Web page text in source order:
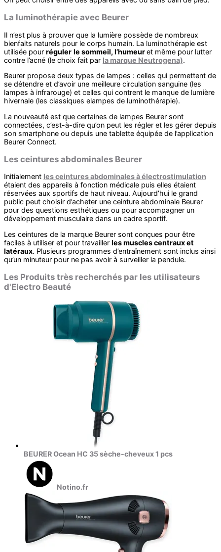
La luminothérapie avec Beurer
Il n’est plus à prouver que la lumière possède de nombreux
bienfaits naturels pour le corps humain. La luminothérapie est
utilisée pour réguler le sommeil, l’humeuret même pour lutter
contre l’acné (le choix fait par la marque Neutrogena).
Beurer propose deux types de lampes : celles qui permettent de
se détendre et d’avoir une meilleure circulation sanguine (les
lampes à infrarouge) et celles qui contrent le manque de lumière
hivernale (les classiques elampes de luminothérapie).
La nouveauté est que certaines de lampes Beurer sont
connectées, c’est-à-dire qu’on peut les régler et les gérer depuis
son smartphone ou depuis une tablette équipée de l’application
Beurer Connect.
Les ceintures abdominales Beurer
Initialement les ceintures abdominales à électrostimulation
étaient des appareils à fonction médicale puis elles étaient
réservées aux sportifs de haut niveau. Aujourd’hui le grand
public peut choisir d’acheter une ceinture abdominale Beurer
pour des questions esthétiques ou pour accompagner un
développement musculaire dans un cadre sportif.
Les ceintures de la marque Beurer sont conçues pour être
faciles à utiliser et pour travailler les muscles centraux et
latéraux. Plusieurs programmes d’entraînement sont inclus ainsi
qu’un minuteur pour ne pas avoir à surveiller la pendule.
Les Produits très recherchés par les utilisateurs
d'Electro Beauté
BEURER Ocean HC 35 sèche-cheveux 1 pcs
Notino.fr